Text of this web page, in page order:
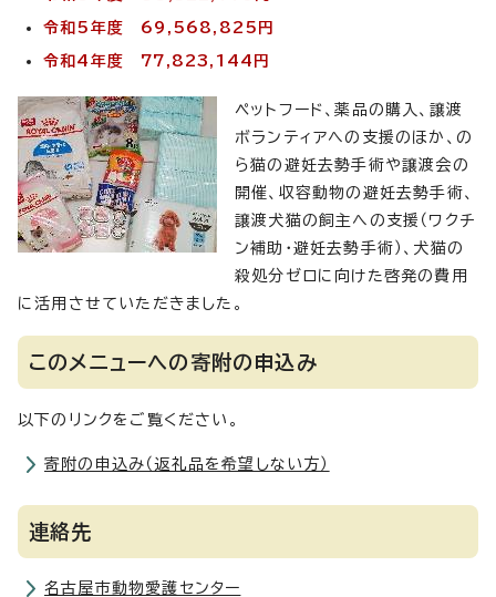
令和5年度 69,568,825円
令和4年度 77,823,144円
ペットフード、薬品の購入、譲渡
ボランティアへの支援のほか、の
ら猫の避妊去勢手術や譲渡会の
開催、収容動物の避妊去勢手術、
譲渡犬猫の飼主への支援（ワクチ
ン補助・避妊去勢手術）、犬猫の
殺処分ゼロに向けた啓発の費用
に活用させていただきました。
このメニューへの寄附の申込み
以下のリンクをご覧ください。
寄附の申込み（返礼品を希望しない方）
連絡先
名古屋市動物愛護センター